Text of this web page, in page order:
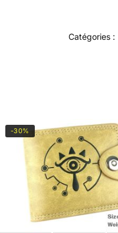
Catégories :
-30%